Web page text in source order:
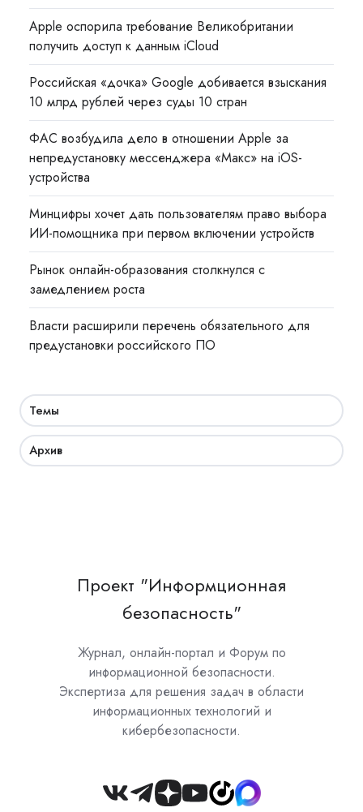
Apple оспорила требование Великобритании
получить доступ к данным iCloud
Российская «дочка» Google добивается взыскания
10 млрд рублей через суды 10 стран
ФАС возбудила дело в отношении Apple за
непредустановку мессенджера «Макс» на iOS-
устройства
Минцифры хочет дать пользователям право выбора
ИИ-помощника при первом включении устройств
Рынок онлайн-образования столкнулся с
замедлением роста
Власти расширили перечень обязательного для
предустановки российского ПО
Темы
Архив
Проект "Информционная
безопасность"
Журнал, онлайн-портал и Форум по
информационной безопасности.
Экспертиза для решения задач в области
информационных технологий и
кибербезопасности.
Join